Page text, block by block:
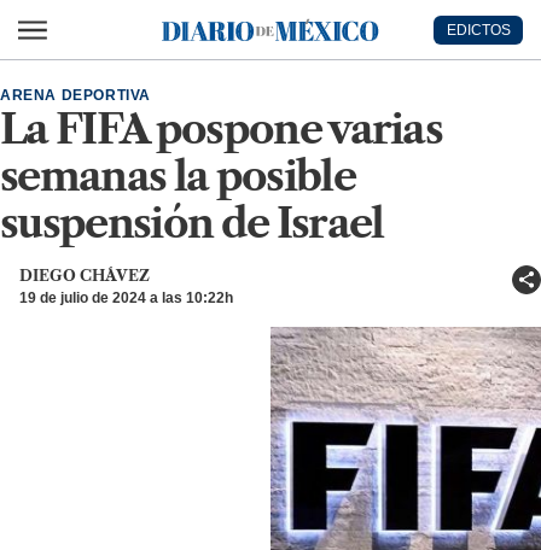
Diario de México
EDICTOS
La FIFA pospone varias
semanas la posible
suspensión de Israel
ARENA DEPORTIVA
DIEGO CHÁVEZ
19 de julio de 2024 a las 10:22h